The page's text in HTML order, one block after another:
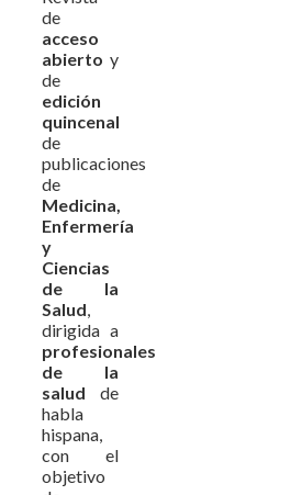
de
acceso
abierto y
de
edición
quincenal
de
publicaciones
de
Medicina,
Enfermería
y
Ciencias
de la
Salud
dirigida a
profesionales
de la
salud de
habla
hispana,
con el
objetivo